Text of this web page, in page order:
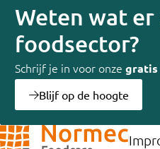
Weten wat
foodsector?
Schrijf je in voor onze gratis
Blijf op de hoogte